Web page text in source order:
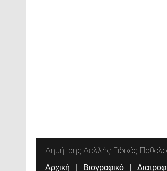
Δημήτρης Δελλής Ειδικός
Αρχική Βιογραφικό